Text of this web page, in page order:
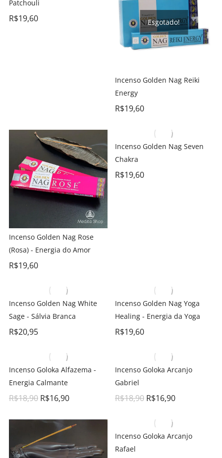
Patchouli
R$19,60 Esgotado!
Incenso Golden Nag Reiki
Energy
R$19,60
Incenso Golden Nag Rose
(Rosa) - Energia do Amor
R$19,60
Incenso Golden Nag Seven
Chakra
R$19,60
Incenso Golden Nag White
Sage - Sálvia Branca
R$20,95
Incenso Golden Nag Yoga
Healing - Energia da Yoga
R$19,60
Incenso Goloka Alfazema -
Energia Calmante
R$18,90 R$16,90
Incenso Goloka Arcanjo
Gabriel
R$18,90 R$16,90
Incenso Goloka Arcanjo
Rafael